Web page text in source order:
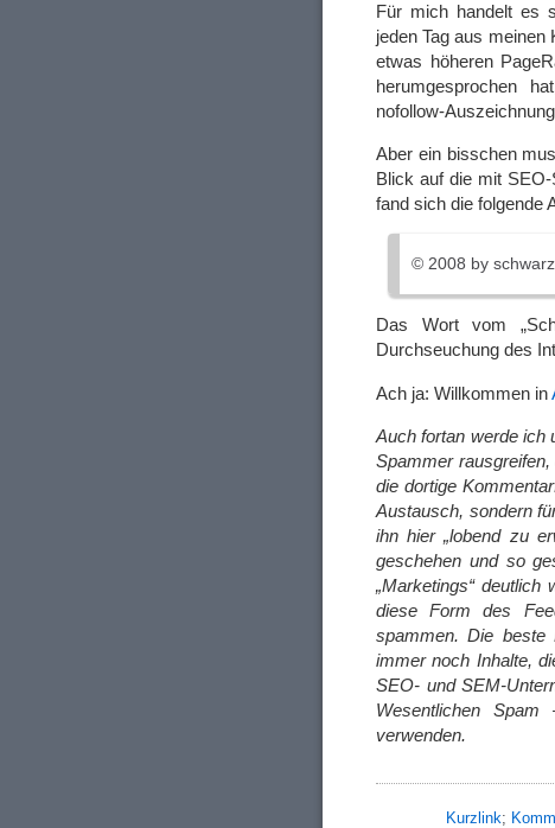
Für mich handelt es
jeden Tag aus
etwas höheren
herumgesprochen
nofollow-
Aber ein bisschen
Blick auf die mit
fand sich die folgende
© 2008 by
Das Wort vom
Durchseuchung des
Ach ja: Willkommen in
Auch fortan werde ich
Spammer
die dortige
Austausch, sondern
ihn hier „lobend zu
geschehen und so
„Marketings“
diese Form des
spammen. Die beste
immer noch Inhalte,
SEO- und SEM-
Wesentlichen
verwenden.
Kurzlink;